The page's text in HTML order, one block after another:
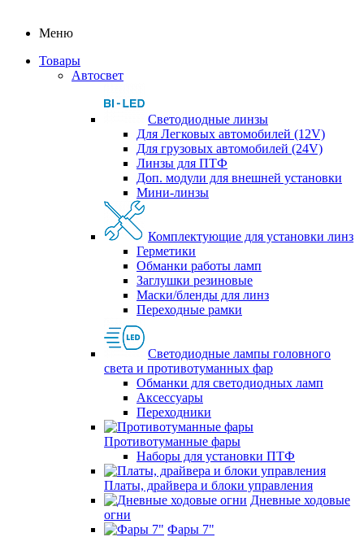
Меню
Товары
Автосвет
Светодиодные линзы
Для Легковых автомобилей (12V)
Для грузовых автомобилей (24V)
Линзы для ПТФ
Доп. модули для внешней установки
Мини-линзы
Комплектующие для установки линз
Герметики
Обманки работы ламп
Заглушки резиновые
Маски/бленды для линз
Переходные рамки
Светодиодные лампы головного
света и противотуманных фар
Обманки для светодиодных ламп
Аксессуары
Переходники
Противотуманные фары
Наборы для установки ПТФ
Платы, драйвера и блоки управления
Дневные ходовые
огни
Фары 7"